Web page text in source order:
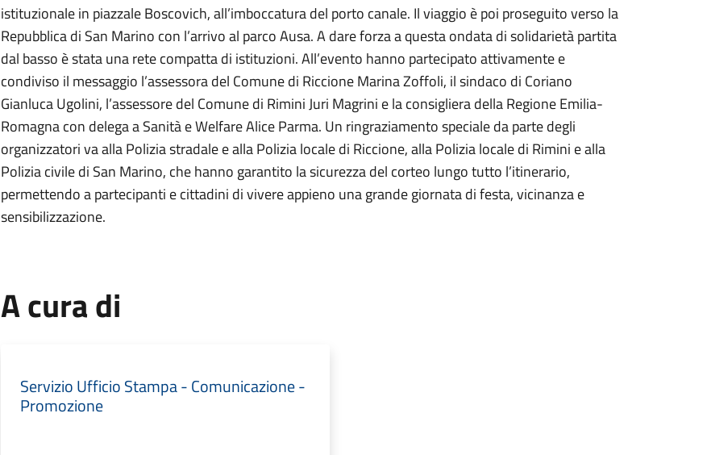
istituzionale in piazzale Boscovich, all’imboccatura del porto canale. Il viaggio è poi proseguito verso la
Repubblica di San Marino con l’arrivo al parco Ausa. A dare forza a questa ondata di solidarietà partita
dal basso è stata una rete compatta di istituzioni. All’evento hanno partecipato attivamente e
condiviso il messaggio l’assessora del Comune di Riccione Marina Zoffoli, il sindaco di Coriano
Gianluca Ugolini, l’assessore del Comune di Rimini Juri Magrini e la consigliera della Regione Emilia-
Romagna con delega a Sanità e Welfare Alice Parma. Un ringraziamento speciale da parte degli
organizzatori va alla Polizia stradale e alla Polizia locale di Riccione, alla Polizia locale di Rimini e alla
Polizia civile di San Marino, che hanno garantito la sicurezza del corteo lungo tutto l’itinerario,
permettendo a partecipanti e cittadini di vivere appieno una grande giornata di festa, vicinanza e
sensibilizzazione.
A cura di
Servizio Ufficio Stampa - Comunicazione -
Promozione